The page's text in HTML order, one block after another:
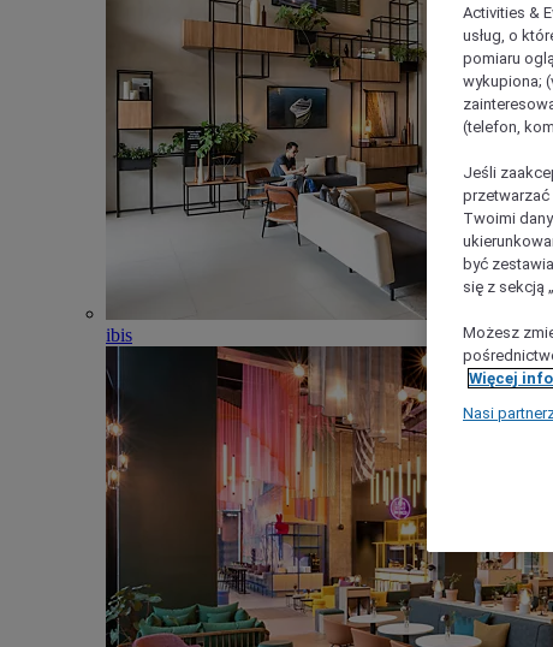
ibis
Activities &
usług, o
pomiaru
wykupiona;
(telefon,
Jeśli
przetwarzać
Twoimi
być
się z sekcją
Możesz
Więcej
Nasi